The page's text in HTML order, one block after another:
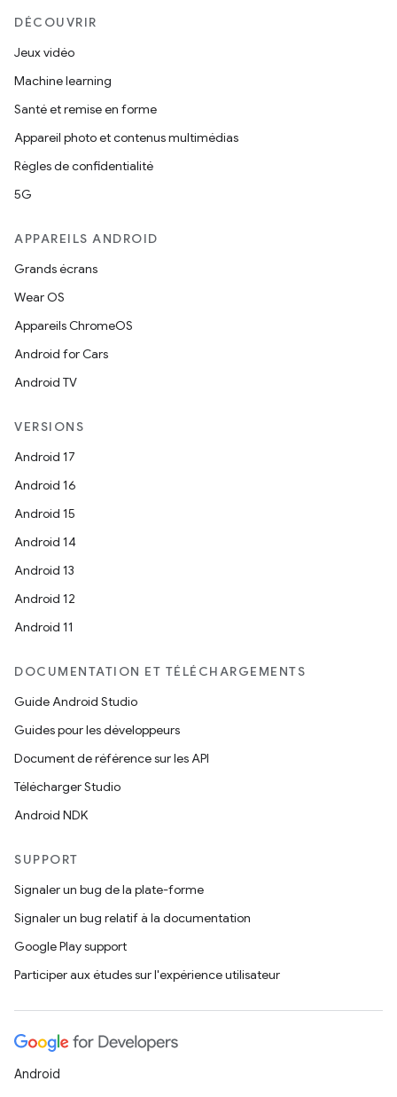
DÉCOUVRIR
Jeux vidéo
Machine learning
Santé et remise en forme
Appareil photo et contenus multimédias
Règles de confidentialité
5G
APPAREILS ANDROID
Grands écrans
Wear OS
Appareils ChromeOS
Android for Cars
Android TV
VERSIONS
Android 17
Android 16
Android 15
Android 14
Android 13
Android 12
Android 11
DOCUMENTATION ET TÉLÉCHARGEMENTS
Guide Android Studio
Guides pour les développeurs
Document de référence sur les API
Télécharger Studio
Android NDK
SUPPORT
Signaler un bug de la plate-forme
Signaler un bug relatif à la documentation
Google Play support
Participer aux études sur l'expérience utilisateur
Android